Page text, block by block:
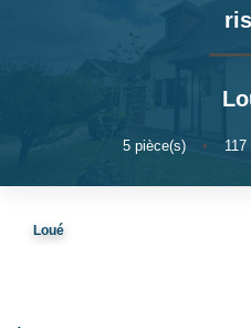
Gestion
5 pièce(s) • 117
Loué